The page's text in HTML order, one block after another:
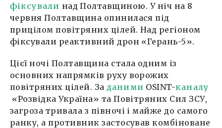
фіксували над Полтавщиною. У ніч на 8
червня Полтавщина опинилася під
прицілом повітряних цілей. Над регіоном
фіксували реактивний дрон «Герань-5».
Цієї ночі Полтавщина стала одним із
основних напрямків руху ворожих
повітряних цілей. За даними OSINT-каналу
«Розвідка Україна» та Повітряних Сил ЗСУ,
загроза тривала з півночі і майже до самого
ранку, а противник застосував комбіноване